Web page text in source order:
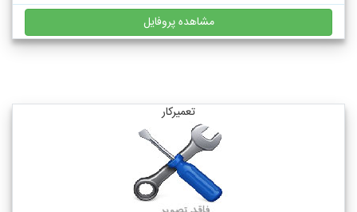
مشاهده پروفایل
تعمیرکار